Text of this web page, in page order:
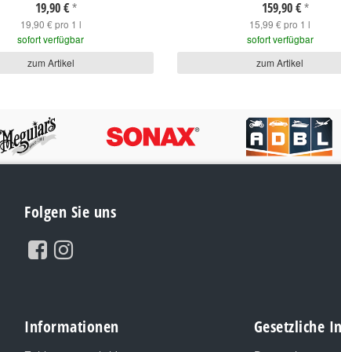
19,90 € *
19,90 € pro 1 l
sofort verfügbar
zum Artikel
159,90 € *
15,99 € pro 1 l
sofort verfügbar
zum Artikel
Folgen Sie uns
Informationen Gesetzliche